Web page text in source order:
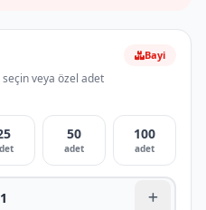
veya özel adet
Bayi
50
adet
100
adet